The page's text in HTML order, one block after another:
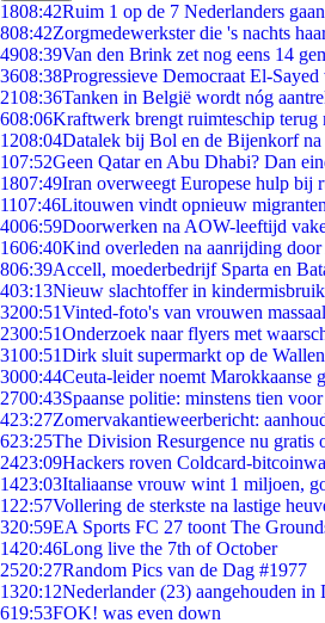
1808:42Ruim 1 op de 7 Nederlanders
808:42Zorgmedewerkster die 's nachts
4908:39Van den Brink zet nog eens 14
3608:38Progressieve Democraat El-
2108:36Tanken in België wordt nóg
608:06Kraftwerk brengt ruimteschip terug
1208:04Datalek bij Bol en de Bijenkorf
107:52Geen Qatar en Abu Dhabi? Dan
1807:49Iran overweegt Europese hulp bij
1107:46Litouwen vindt opnieuw
4006:59Doorwerken na AOW-leeftijd
1606:40Kind overleden na aanrijding
806:39Accell, moederbedrijf Sparta en
403:13Nieuw slachtoffer in
3200:51Vinted-foto's van vrouwen
2300:51Onderzoek naar flyers met
3100:51Dirk sluit supermarkt op de
3000:44Ceuta-leider noemt Marokkaanse
2700:43Spaanse politie: minstens tien
423:27Zomervakantieweerbericht:
623:25The Division Resurgence nu gratis
2423:09Hackers roven Coldcard-
1423:03Italiaanse vrouw wint 1 miljoen,
1 22:57Vollering de sterkste na lastige
320:59EA Sports FC 27 toont The
1420:46Long live the 7th of October
2520:27Random Pics van de Dag #1977
1320:12Nederlander (23) aangehouden
619:53FOK! was even down